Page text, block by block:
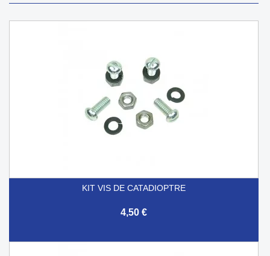
KIT VIS DE CATADIOPTRE
4,50 €